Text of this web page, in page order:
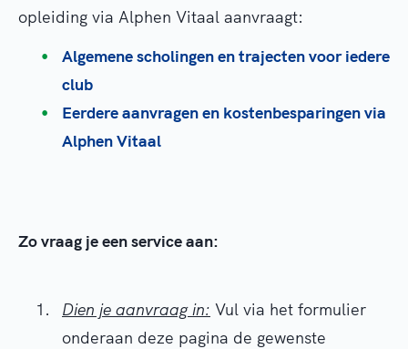
opleiding via Alphen Vitaal aanvraagt:
Algemene scholingen en trajecten voor iedere
club
Eerdere aanvragen en kostenbesparingen via
Alphen Vitaal
Zo vraag je een service aan:
Dien je aanvraag in: Vul via het formulier
onderaan deze pagina de gewenste